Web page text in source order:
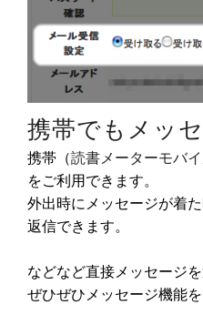
携帯でもメッ
携帯（読書メーターモバ
をご利用できます。
外出時にメッセージが着
返信できます。
などなど直接メッセージ
ぜひぜひメッセージ機能